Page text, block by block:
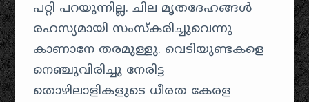
പറ്റി പറയുന്നില്ല. ചില മൃതദേഹങ്ങൾ
രഹസ്യമായി സംസ്കരിച്ചുവെന്നു
കാണാനേ തരമുള്ളു. വെടിയുണ്ടകളെ
നെഞ്ചുവിരിച്ചു നേരിട്ട
തൊഴിലാളികളുടെ ധീരത കേരള